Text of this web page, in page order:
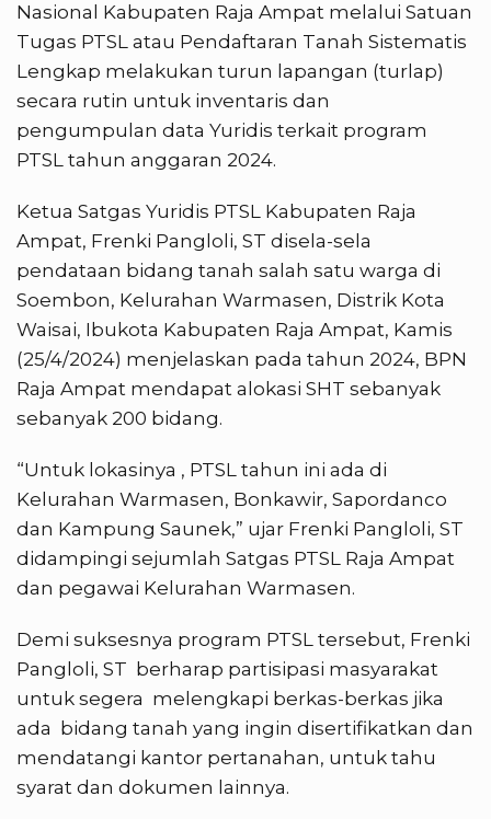
Nasional Kabupaten Raja Ampat melalui Satuan
Tugas PTSL atau Pendaftaran Tanah Sistematis
Lengkap melakukan turun lapangan (turlap)
secara rutin untuk inventaris dan
pengumpulan data Yuridis terkait program
PTSL tahun anggaran 2024.
Ketua Satgas Yuridis PTSL Kabupaten Raja
Ampat, Frenki Pangloli, ST disela-sela
pendataan bidang tanah salah satu warga di
Soembon, Kelurahan Warmasen, Distrik Kota
Waisai, Ibukota Kabupaten Raja Ampat, Kamis
(25/4/2024) menjelaskan pada tahun 2024, BPN
Raja Ampat mendapat alokasi SHT sebanyak
sebanyak 200 bidang.
“Untuk lokasinya , PTSL tahun ini ada di
Kelurahan Warmasen, Bonkawir, Sapordanco
dan Kampung Saunek,” ujar Frenki Pangloli, ST
didampingi sejumlah Satgas PTSL Raja Ampat
dan pegawai Kelurahan Warmasen.
Demi suksesnya program PTSL tersebut, Frenki
Pangloli, ST berharap partisipasi masyarakat
untuk segera melengkapi berkas-berkas jika
ada bidang tanah yang ingin disertifikatkan dan
mendatangi kantor pertanahan, untuk tahu
syarat dan dokumen lainnya.